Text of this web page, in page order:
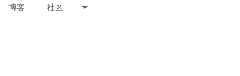
博客 社区